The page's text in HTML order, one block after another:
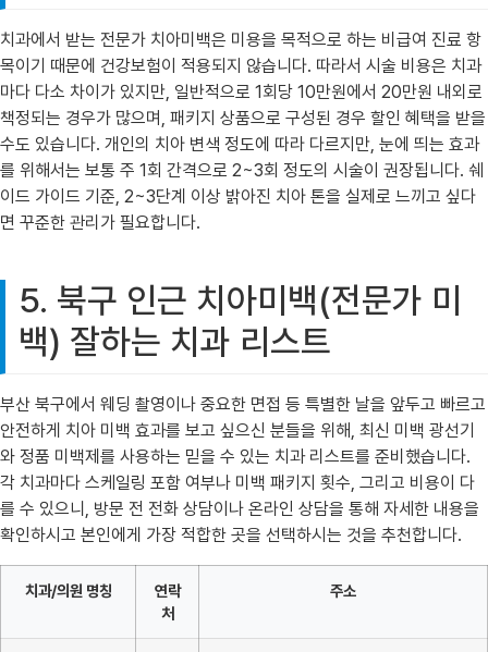
치과에서 받는 전문가 치아미백은 미용을 목적으로 하는 비급여 진료 항
목이기 때문에 건강보험이 적용되지 않습니다. 따라서 시술 비용은 치과
마다 다소 차이가 있지만, 일반적으로 1회당 10만원에서 20만원 내외로
책정되는 경우가 많으며, 패키지 상품으로 구성된 경우 할인 혜택을 받을
수도 있습니다. 개인의 치아 변색 정도에 따라 다르지만, 눈에 띄는 효과
를 위해서는 보통 주 1회 간격으로 2~3회 정도의 시술이 권장됩니다. 쉐
이드 가이드 기준, 2~3단계 이상 밝아진 치아 톤을 실제로 느끼고 싶다
면 꾸준한 관리가 필요합니다.
5. 북구 인근 치아미백(전문가 미
백) 잘하는 치과 리스트
부산 북구에서 웨딩 촬영이나 중요한 면접 등 특별한 날을 앞두고 빠르고
안전하게 치아 미백 효과를 보고 싶으신 분들을 위해, 최신 미백 광선기
와 정품 미백제를 사용하는 믿을 수 있는 치과 리스트를 준비했습니다.
각 치과마다 스케일링 포함 여부나 미백 패키지 횟수, 그리고 비용이 다
를 수 있으니, 방문 전 전화 상담이나 온라인 상담을 통해 자세한 내용을
확인하시고 본인에게 가장 적합한 곳을 선택하시는 것을 추천합니다.
치과/의원 명칭
연락
처
주소